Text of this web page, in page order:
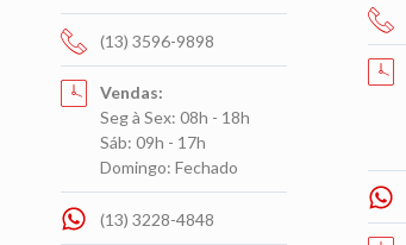
(13) 3596-9898
Vendas:
Seg à Sex: 08h - 18h
Sáb: 09h - 17h
Domingo: Fechado
(13) 3228-4848